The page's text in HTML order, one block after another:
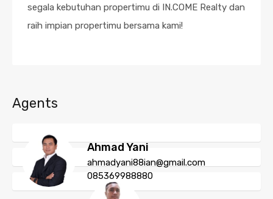
segala kebutuhan propertimu di IN.COME Realty dan
raih impian propertimu bersama kami!
Agents
Ahmad Yani
ahmadyani88ian@gmail.com
085369988880